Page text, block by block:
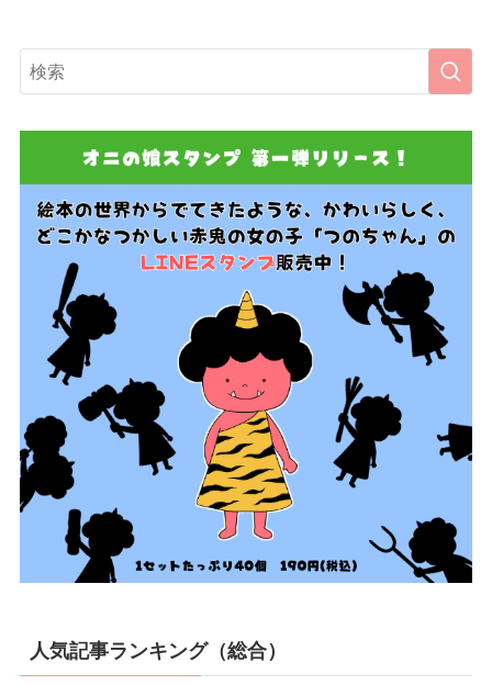
人気記事ランキング（総合）